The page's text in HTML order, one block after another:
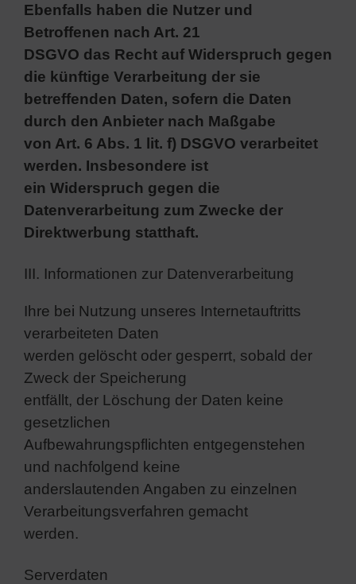
Ebenfalls haben die Nutzer und
Betroffenen nach Art. 21
DSGVO das Recht auf Widerspruch gegen
die künftige Verarbeitung der sie
betreffenden Daten, sofern die Daten
durch den Anbieter nach Maßgabe
von Art. 6 Abs. 1 lit. f) DSGVO verarbeitet
werden. Insbesondere ist
ein Widerspruch gegen die
Datenverarbeitung zum Zwecke der
Direktwerbung statthaft.
III. Informationen zur Datenverarbeitung
Ihre bei Nutzung unseres Internetauftritts
verarbeiteten Daten
werden gelöscht oder gesperrt, sobald der
Zweck der Speicherung
entfällt, der Löschung der Daten keine
gesetzlichen
Aufbewahrungspflichten entgegenstehen
und nachfolgend keine
anderslautenden Angaben zu einzelnen
Verarbeitungsverfahren gemacht
werden.
Serverdaten